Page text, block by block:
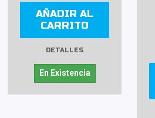
AÑADIR AL
CARRITO
DETALLES
En Existencia